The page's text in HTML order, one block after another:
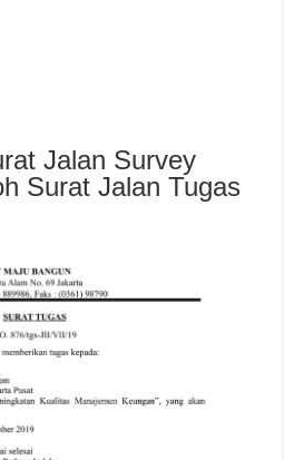
Jalan Survey
Surat Jalan Tugas